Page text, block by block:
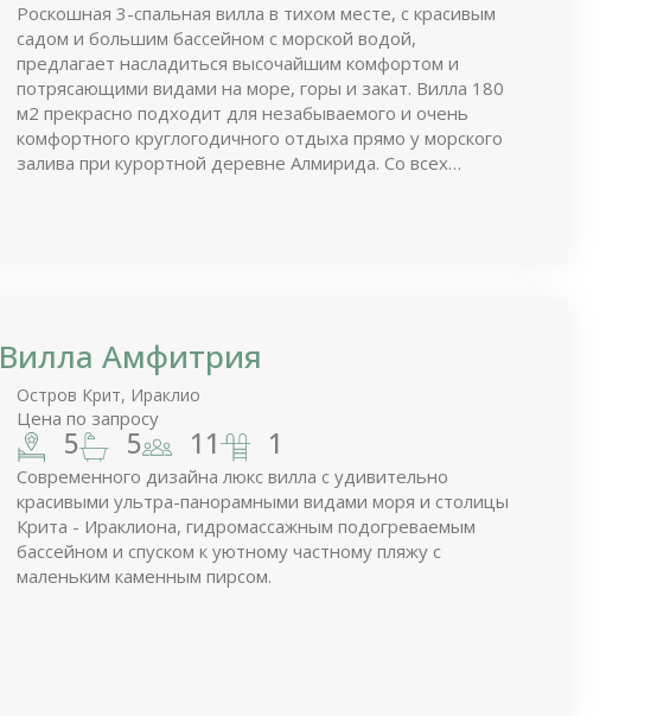
Роскошная 3-спальная вилла в тихом месте, с красивым
садом и большим бассейном с морской водой,
предлагает насладиться высочайшим комфортом и
потрясающими видами на море, горы и закат. Вилла 180
м2 прекрасно подходит для незабываемого и очень
комфортного круглогодичного отдыха прямо у морского
залива при курортной деревне Алмирида. Со всех
Вилла Амфитрия
Остров Крит, Ираклио
Цена по запросу
5 5 11 1
Современного дизайна люкс вилла с удивительно
красивыми ультра-панорамными видами моря и столицы
Крита - Ираклиона, гидромассажным подогреваемым
бассейном и спуском к уютному частному пляжу с
маленьким каменным пирсом.